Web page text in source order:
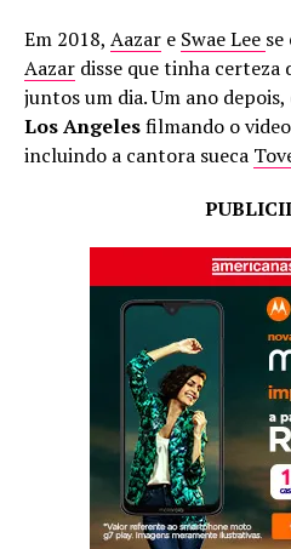
Em 2018, Aazar e Swae Lee
Aazar disse que tinha certeza
juntos um dia. Um ano
Los Angelesfilmando o
incluindo a cantora sueca